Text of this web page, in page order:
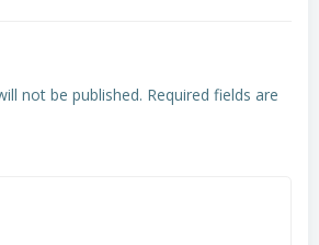
not be published. Required fields are